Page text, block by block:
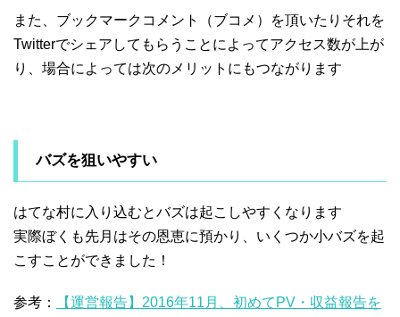
また、ブックマークコメント（ブコメ）を頂いたりそれを
Twitterでシェアしてもらうことによってアクセス数が上が
り、場合によっては次のメリットにもつながります
バズを狙いやすい
はてな村に入り込むとバズは起こしやすくなります
実際ぼくも先月はその恩恵に預かり、いくつか小バズを起
こすことができました！
参考：
【運営報告】2016年11月、初めてPV・収益報告を